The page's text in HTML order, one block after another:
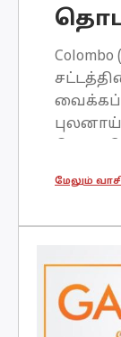
நீதவான்
மேலும்